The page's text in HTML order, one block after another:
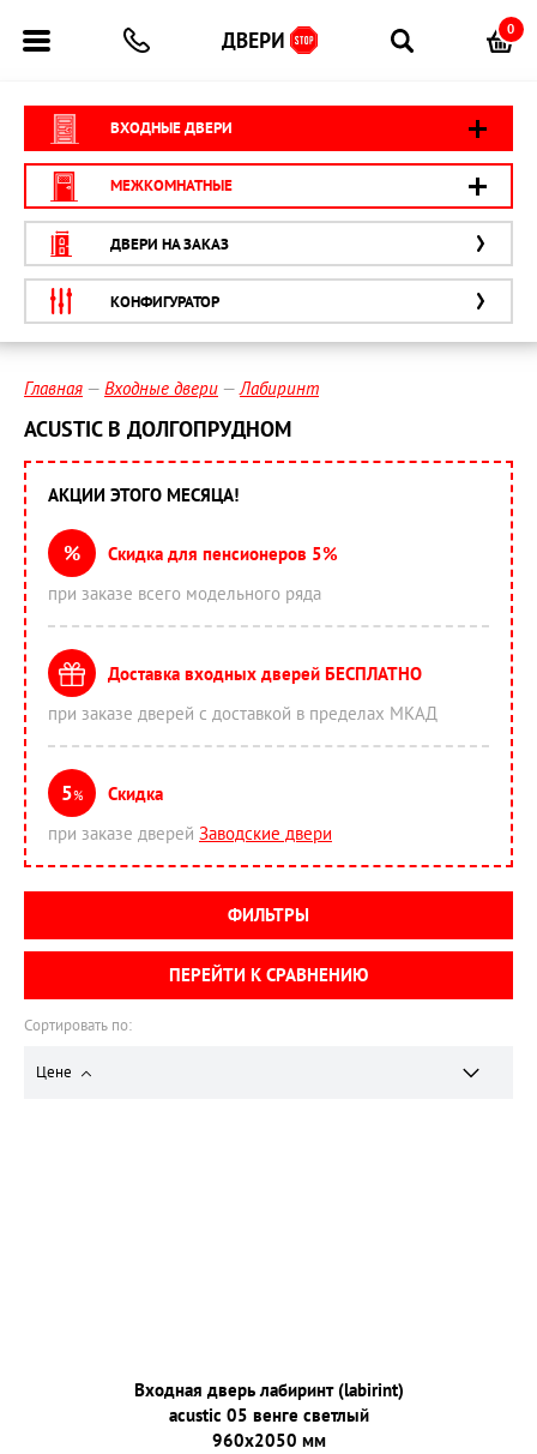
0
ВХОДНЫЕ ДВЕРИ
МЕЖКОМНАТНЫЕ
ДВЕРИ НА ЗАКАЗ
КОНФИГУРАТОР
Главная Входные двери Лабиринт
ACUSTIC В ДОЛГОПРУДНОМ
Сортировать по:
Цене
Входная дверь лабиринт (labirint)
acustic 05 венге светлый
960х2050 мм
АКЦИИ ЭТОГО МЕСЯЦА!
%
Скидка для пенсионеров 5%
при заказе всего модельного ряда
Доставка входных дверей БЕСПЛАТНО
при заказе дверей с доставкой в пределах МКАД
5%
Скидка
при заказе дверей Заводские двери
ФИЛЬТРЫ
ПЕРЕЙТИ К СРАВНЕНИЮ